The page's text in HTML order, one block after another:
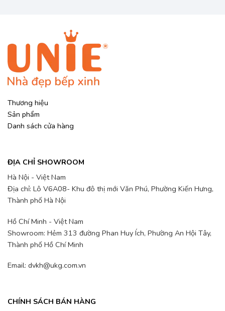
Thương hiệu
Sản phẩm
Danh sách cửa hàng
ĐỊA CHỈ SHOWROOM
Hà Nội - Việt Nam
Địa chỉ: Lô V6A08- Khu đô thị mới Văn Phú, Phường Kiến Hưng,
Thành phố Hà Nội
Hồ Chí Minh - Việt Nam
Showroom: Hẻm 313 đường Phan Huy Ích, Phường An Hội Tây,
Thành phố Hồ Chí Minh
Email: dvkh@ukg.com.vn
CHÍNH SÁCH BÁN HÀNG